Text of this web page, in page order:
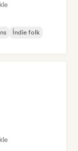
İndie folk